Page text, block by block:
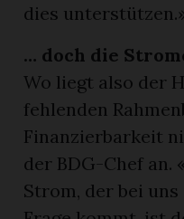
dies
… doch die
Wo liegt also der
fehlenden
Finanzierbarkeit
der BDG-Chef an.
Strom, der bei